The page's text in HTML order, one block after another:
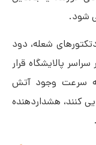
شعله، دود
پالایشگاه قرار
به سرعت وجود آتش
کنند، هشداردهنده